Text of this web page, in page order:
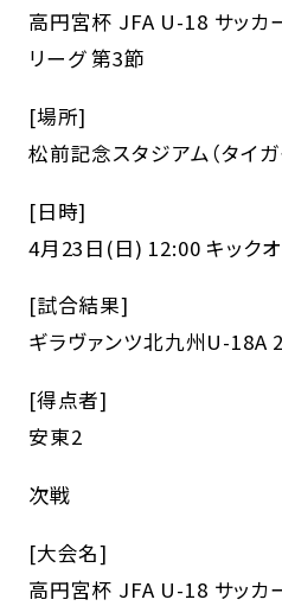
高円宮杯 JFA U-18 サッカ
リーグ 第3節
[場所]
松前記念スタジアム（タイガ
[日時]
4月23日(日) 12:00 キック
[試合結果]
ギラヴァンツ北九州U-
[得点者]
安東2
次戦
[大会名]
高円宮杯 JFA U-18 サッカ